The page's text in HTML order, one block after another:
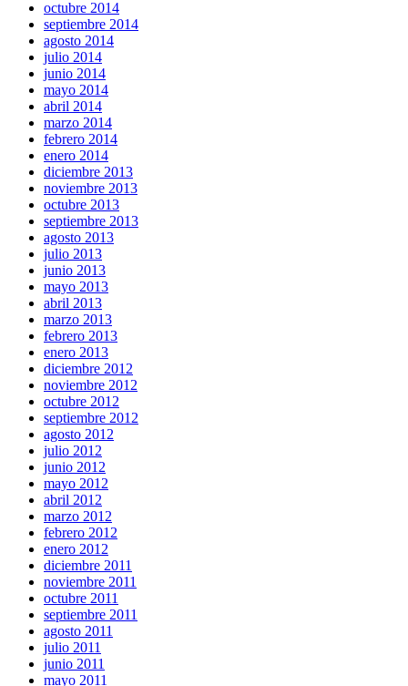
octubre 2014
septiembre 2014
agosto 2014
julio 2014
junio 2014
mayo 2014
abril 2014
marzo 2014
febrero 2014
enero 2014
diciembre 2013
noviembre 2013
octubre 2013
septiembre 2013
agosto 2013
julio 2013
junio 2013
mayo 2013
abril 2013
marzo 2013
febrero 2013
enero 2013
diciembre 2012
noviembre 2012
octubre 2012
septiembre 2012
agosto 2012
julio 2012
junio 2012
mayo 2012
abril 2012
marzo 2012
febrero 2012
enero 2012
diciembre 2011
noviembre 2011
octubre 2011
septiembre 2011
agosto 2011
julio 2011
junio 2011
mayo 2011